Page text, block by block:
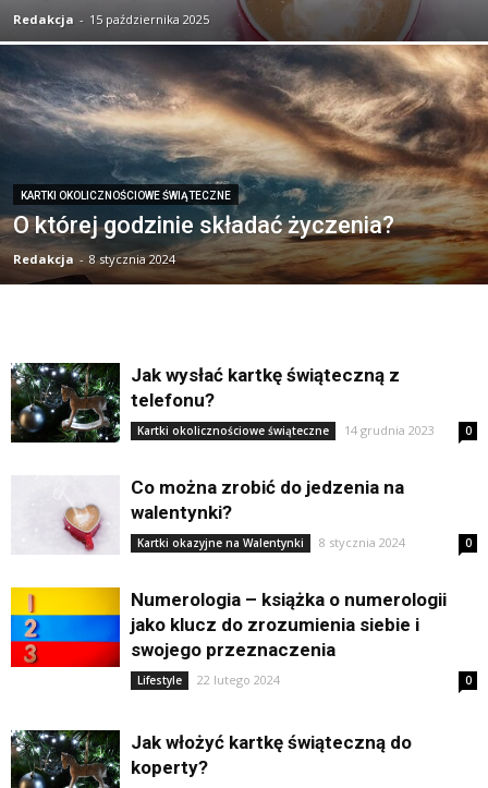
Redakcja - 15 października 2025
KARTKI OKOLICZNOŚCIOWE ŚWIĄTECZNE
O której godzinie składać życzenia?
Redakcja - 8 stycznia 2024
Jak wysłać kartkę świąteczną z
telefonu?
Kartki okolicznościowe świąteczne 14 grudnia 2023 0
Co można zrobić do jedzenia na
walentynki?
Kartki okazyjne na Walentynki 8 stycznia 2024 0
Numerologia – książka o numerologii
jako klucz do zrozumienia siebie i
swojego przeznaczenia
Lifestyle 22 lutego 2024 0
Jak włożyć kartkę świąteczną do
koperty?